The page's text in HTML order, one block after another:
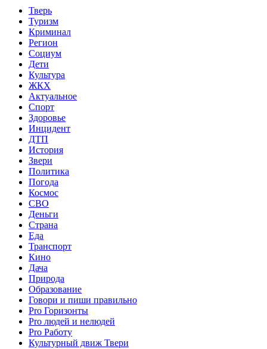
Тверь
Туризм
Криминал
Регион
Социум
Дети
Культура
ЖКХ
Актуальное
Спорт
Здоровье
Инцидент
ДТП
История
Звери
Политика
Погода
Космос
СВО
Деньги
Страна
Еда
Транспорт
Кино
Дача
Природа
Образование
Говори и пиши правильно
Pro Горизонты
Pro людей и нелюдей
Pro Работу
Культурный движ Твери